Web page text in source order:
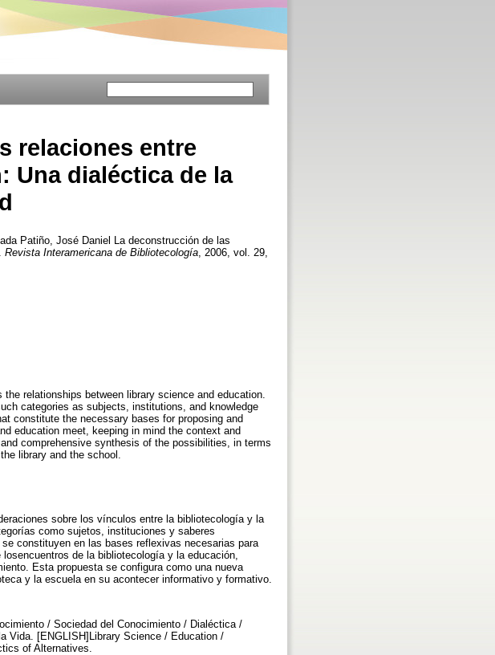
relaciones entre
Una dialéctica de la
Patiño, José Daniel
La deconstrucción de las
Revista Interamericana de Bibliotecología , 2006, vol. 29,
relationships between library science and education.
categories as subjects, institutions, and knowledge
constitute the necessary bases for proposing and
education meet, keeping in mind the context and
comprehensive synthesis of the possibilities, in terms
library and the school.
sobre los vínculos entre la bibliotecología y la
como sujetos, instituciones y saberes
constituyen en las bases reflexivas necesarias para
de la bibliotecología y la educación,
Esta propuesta se configura como una nueva
y la escuela en su acontecer informativo y formativo.
/ Sociedad del Conocimiento / Dialéctica /
Vida. [ENGLISH]Library Science / Education /
of Alternatives.